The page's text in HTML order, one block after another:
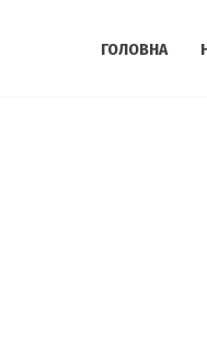
ГОЛОВНА